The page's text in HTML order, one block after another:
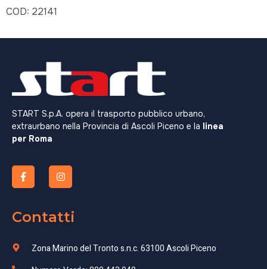
COD: 22141
START S.p.A. opera il trasporto pubblico urbano,
extraurbano nella Provincia di Ascoli Piceno e la linea
per Roma
Contatti
Zona Marino del Tronto s.n.c. 63100 Ascoli Piceno